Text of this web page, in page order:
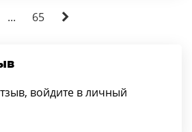
... 65
войдите в личный